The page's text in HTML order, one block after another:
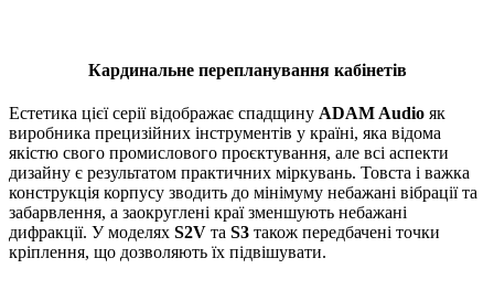
Кардинальне перепланування кабінетів
Естетика цієї серії відображає спадщину ADAM Audio як
виробника прецизійних інструментів у країні, яка відома
якістю свого промислового проєктування, але всі аспекти
дизайну є результатом практичних міркувань. Товста і важка
конструкція корпусу зводить до мінімуму небажані вібрації та
забарвлення, а заокруглені краї зменшують небажані
дифракції. У моделях S2V та S3 також передбачені точки
кріплення, що дозволяють їх підвішувати.